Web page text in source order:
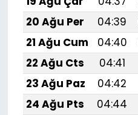
20 Ağu Per
04:39
21 Ağu Cum
04:40
22 Ağu Cts
04:41
23 Ağu Paz
04:42
24 Ağu Pts
04:44